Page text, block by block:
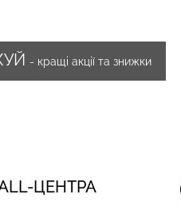
- кращі акції та знижки
ЦЕНТРА